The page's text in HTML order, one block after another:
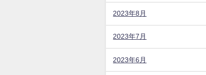
2023年8月
2023年7月
2023年6月